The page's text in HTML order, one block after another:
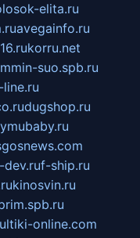
elita.ru
avegainfo.ru
korru.net
suo.spb.ru
dugshop.ru
dev.ruf-ship.ru
kinosvin.ru
online.com